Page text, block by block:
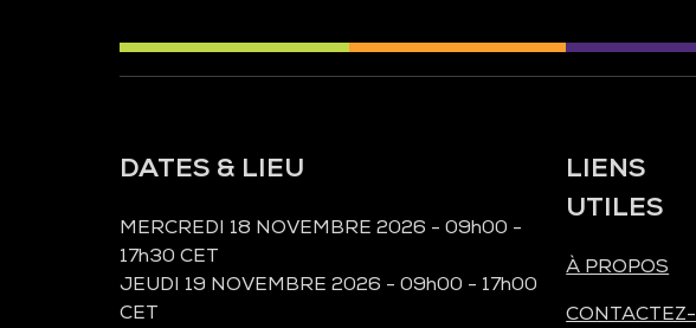
DATES & LIEU
MERCREDI 18 NOVEMBRE 2026 - 09h00 -
17h30 CET
JEUDI 19 NOVEMBRE 2026 - 09h00 - 17h00
CET
LIENS
UTILES
À PROPOS
CONTACTEZ-